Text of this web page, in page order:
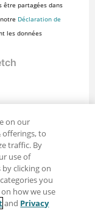
être partagées dans
Déclaration de
les données
on our
offerings, to
traffic. By
use of
by clicking on
you
how we use
and Privacy